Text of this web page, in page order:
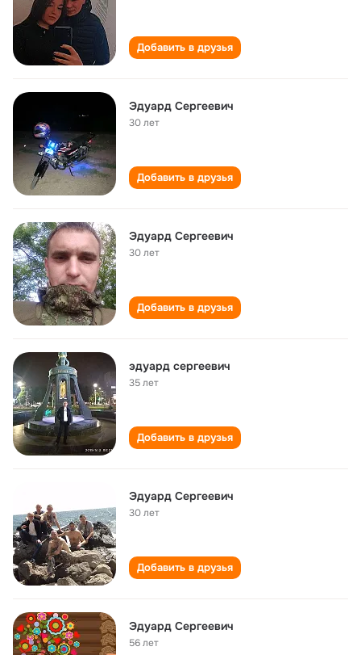
Добавить в друзья
Эдуард Сергеевич
30 лет
Добавить в друзья
Эдуард Сергеевич
30 лет
Добавить в друзья
эдуард сергеевич
35 лет
Добавить в друзья
Эдуард Сергеевич
30 лет
Добавить в друзья
Эдуард Сергеевич
56 лет